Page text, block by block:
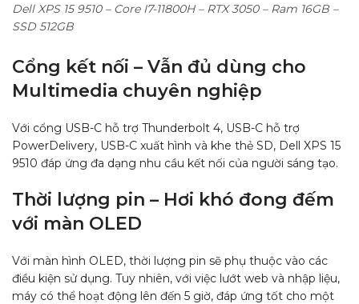
Dell XPS 15 9510 – Core I7-11800H – RTX 3050 – Ram 16GB –
SSD 512GB
Cổng kết nối – Vẫn đủ dùng cho
Multimedia chuyên nghiệp
Với cổng USB-C hỗ trợ Thunderbolt 4, USB-C hỗ trợ
PowerDelivery, USB-C xuất hình và khe thẻ SD, Dell XPS 15
9510 đáp ứng đa dạng nhu cầu kết nối của người sáng tạo.
Thời lượng pin – Hơi khó đong đếm
với màn OLED
Với màn hình OLED, thời lượng pin sẽ phụ thuộc vào các
điều kiện sử dụng. Tuy nhiên, với việc lướt web và nhập liệu,
máy có thể hoạt động lên đến 5 giờ, đáp ứng tốt cho một